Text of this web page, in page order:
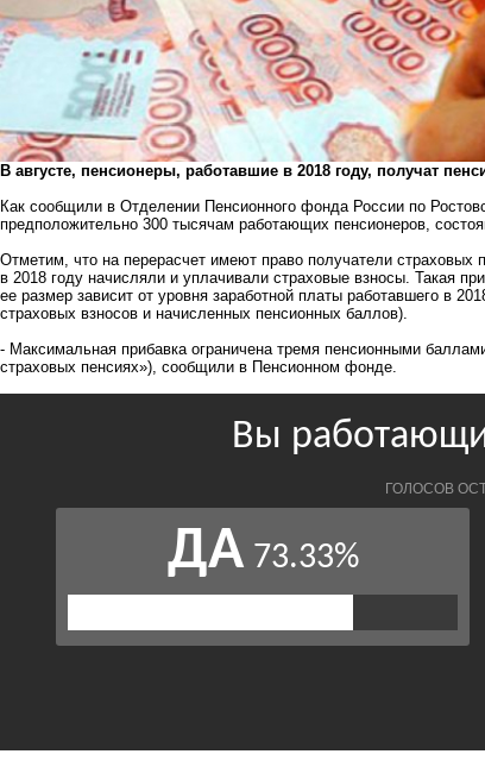
В августе, пенсионеры, работавшие в 2018 году, получат
Как сообщили в Отделении Пенсионного фонда России по
предположительно 300 тысячам работающих пенсионеров,
Отметим, что на перерасчет имеют право получатели страховых
в 2018 году начисляли и уплачивали страховые взносы. Такая
ее размер зависит от уровня заработной платы работавшего в
страховых взносов и начисленных пенсионных баллов).
- Максимальная прибавка ограничена тремя пенсионными
страховых пенсиях»), сообщили в Пенсионном фонде.